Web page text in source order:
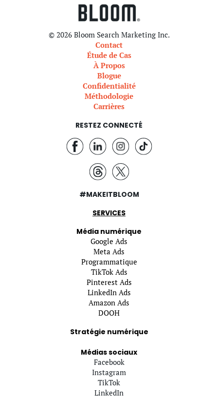
© 2026 Bloom Search Marketing Inc.
Contact
Étude de Cas
À Propos
Blogue
Confidentialité
Méthodologie
Carrières
RESTEZ CONNECTÉ
#MAKEITBLOOM
SERVICES
Média numérique
Google Ads
Meta Ads
Programmatique
TikTok Ads
Pinterest Ads
LinkedIn Ads
Amazon Ads
DOOH
Stratégie numérique
Médias sociaux
Facebook
Instagram
TikTok
LinkedIn